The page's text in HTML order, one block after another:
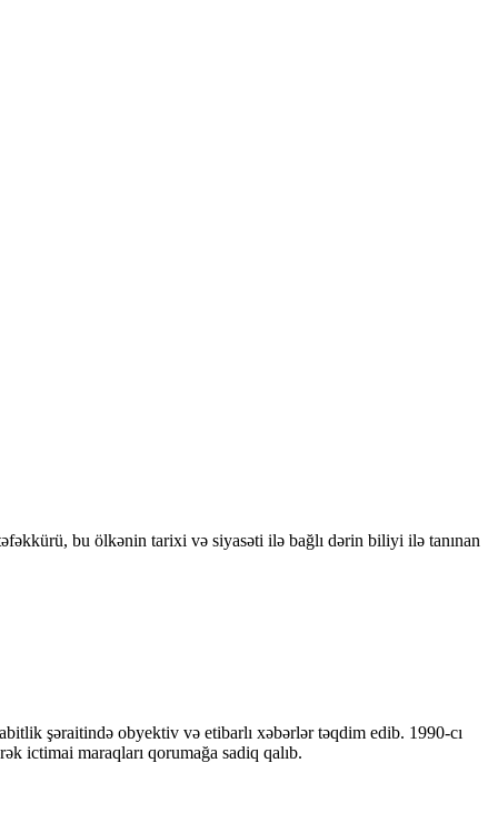
bu ölkənin tarixi və siyasəti ilə bağlı dərin biliyi ilə tanınan
şəraitində obyektiv və etibarlı xəbərlər təqdim edib. 1990-cı
ictimai maraqları qorumağa sadiq qalıb.